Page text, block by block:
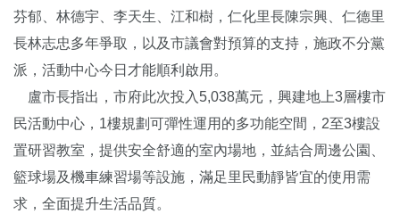
芬郁、林德宇、李天生、江和樹，仁化里長陳宗興、仁德里
長林志忠多年爭取，以及市議會對預算的支持，施政不分黨
派，活動中心今日才能順利啟用。
盧市長指出，市府此次投入5,038萬元，興建地上3層樓市
民活動中心，1樓規劃可彈性運用的多功能空間，2至3樓設
置研習教室，提供安全舒適的室內場地，並結合周邊公園、
籃球場及機車練習場等設施，滿足里民動靜皆宜的使用需
求，全面提升生活品質。